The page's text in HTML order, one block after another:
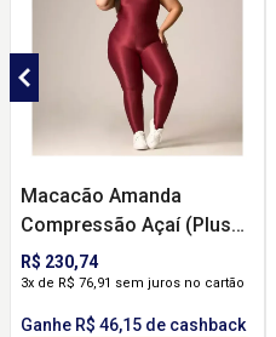
Macacão Amanda
Compressão Açaí (Plus
Size) - DCX
R$ 230,74
3x de R$ 76,91 sem juros no cartão
Ganhe R$ 46,15 de cashback